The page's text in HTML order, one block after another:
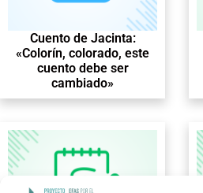
Cuento de Jacinta:
«Colorín, colorado, este
cuento debe ser
cambiado»